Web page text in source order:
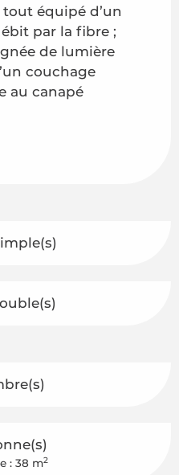
équipé d’un
par la fibre ;
de lumière
couchage
au canapé
: 38 m2